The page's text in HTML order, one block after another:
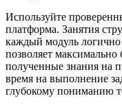
Используйте
платформа. Занятия
каждый модуль
позволяет
полученные знания на
время на выполнение
глубокому пониманию